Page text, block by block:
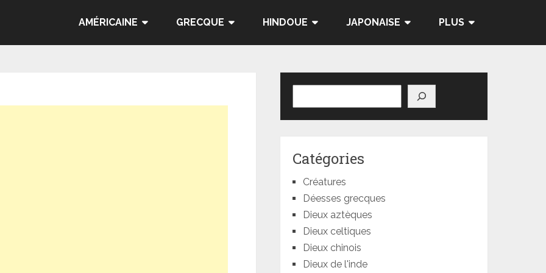
AMÉRICAINE GRECQUE HINDOUE JAPONAISE PLUS
Catégories
Créatures
Déesses grecques
Dieux aztèques
Dieux celtiques
Dieux chinois
Dieux de l'inde